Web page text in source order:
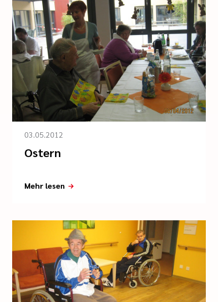
03.05.2012
Ostern
Mehr lesen